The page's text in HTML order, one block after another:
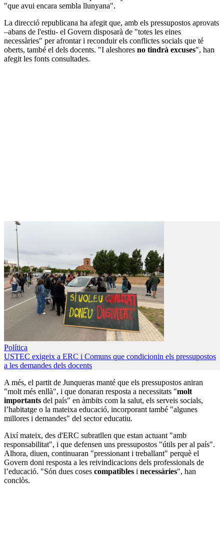
"que avui encara sembla llunyana".
La direcció republicana ha afegit que, amb els pressupostos aprovats
–abans de l'estiu- el Govern disposarà de "totes les eines
necessàries" per afrontar i reconduir els conflictes socials que té
oberts, també el dels docents. "I aleshores no tindrà excuses", han
afegit les fonts consultades.
Política
USTEC exigeix a ERC i Comuns que condicionin els pressupostos
a les demandes dels docents
A més, el partit de Junqueras manté que els pressupostos aniran
"molt més enllà", i que donaran resposta a necessitats "molt
importants del país" en àmbits com la salut, els serveis socials,
l’habitatge o la mateixa educació, incorporant també "algunes
millores i demandes" del sector educatiu.
Així mateix, des d'ERC subratllen que estan actuant "amb
responsabilitat", i que defensen uns pressupostos "útils per al país".
Alhora, diuen, continuaran "pressionant i treballant" perquè el
Govern doni resposta a les reivindicacions dels professionals de
l’educació. "Són dues coses compatibles i necessàries", han
conclòs.